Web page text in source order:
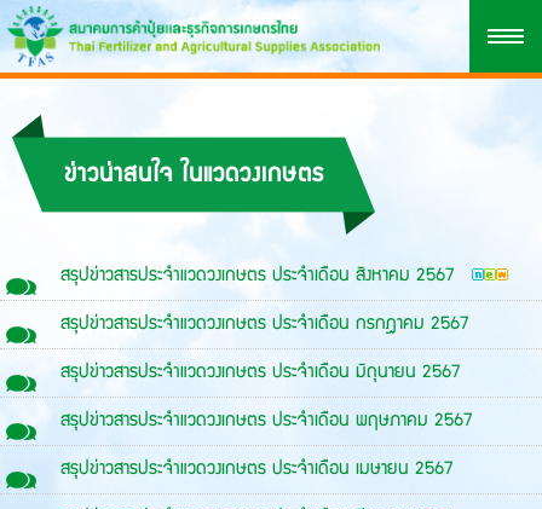
ข่าวน่าสนใจ ในแวดวงเกษตร
สรุปข่าวสารประจำแวดวงเกษตร ประจำเดือน สิงหาคม 2567
สรุปข่าวสารประจำแวดวงเกษตร ประจำเดือน กรกฎาคม 2567
สรุปข่าวสารประจำแวดวงเกษตร ประจำเดือน มิถุนายน 2567
สรุปข่าวสารประจำแวดวงเกษตร ประจำเดือน พฤษภาคม 2567
สรุปข่าวสารประจำแวดวงเกษตร ประจำเดือน เมษายน 2567